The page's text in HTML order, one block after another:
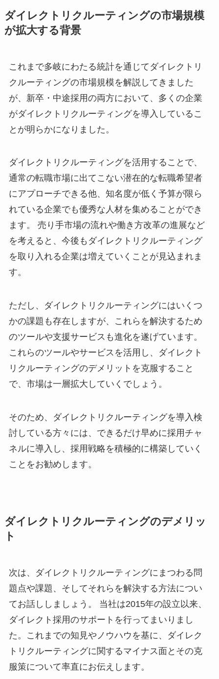
ダイレクトリクルーティングの市場規模
が拡大する背景
これまで多岐にわたる統計を通じてダイレクトリ
クルーティングの市場規模を解説してきました
が、新卒・中途採用の両方において、多くの企業
がダイレクトリクルーティングを導入しているこ
とが明らかになりました。
ダイレクトリクルーティングを活用することで、
通常の転職市場に出てこない潜在的な転職希望者
にアプローチできる他、知名度が低く予算が限ら
れている企業でも優秀な人材を集めることができ
ます。 売り手市場の流れや働き方改革の進展など
を考えると、今後もダイレクトリクルーティング
を取り入れる企業は増えていくことが見込まれま
す。
ただし、ダイレクトリクルーティングにはいくつ
かの課題も存在しますが、これらを解決するため
のツールや支援サービスも進化を遂げています。
これらのツールやサービスを活用し、ダイレクト
リクルーティングのデメリットを克服すること
で、市場は一層拡大していくでしょう。
そのため、ダイレクトリクルーティングを導入検
討している方々には、できるだけ早めに採用チャ
ネルに導入し、採用戦略を積極的に構築していく
ことをお勧めします。
ダイレクトリクルーティングのデメリッ
ト
次は、ダイレクトリクルーティングにまつわる問
題点や課題、そしてそれらを解決する方法につい
てお話ししましょう。 当社は2015年の設立以来、
ダイレクト採用のサポートを行ってまいりまし
た。これまでの知見やノウハウを基に、ダイレク
トリクルーティングに関するマイナス面とその克
服策について率直にお伝えします。